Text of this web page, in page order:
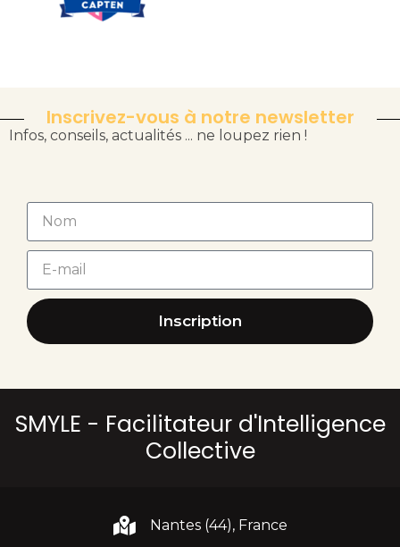
Inscrivez-vous à notre newsletter
Infos, conseils, actualités ... ne loupez rien !
Inscription
SMYLE - Facilitateur d'Intelligence
Collective
Nantes (44), France